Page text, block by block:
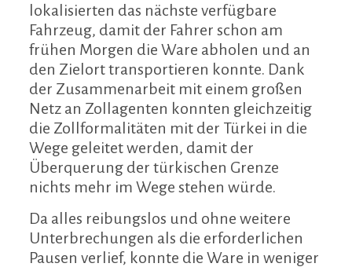
lokalisierten das nächste verfügbare
Fahrzeug, damit der Fahrer schon am
frühen Morgen die Ware abholen und an
den Zielort transportieren konnte. Dank
der Zusammenarbeit mit einem großen
Netz an Zollagenten konnten gleichzeitig
die Zollformalitäten mit der Türkei in die
Wege geleitet werden, damit der
Überquerung der türkischen Grenze
nichts mehr im Wege stehen würde.
Da alles reibungslos und ohne weitere
Unterbrechungen als die erforderlichen
Pausen verlief, konnte die Ware in weniger